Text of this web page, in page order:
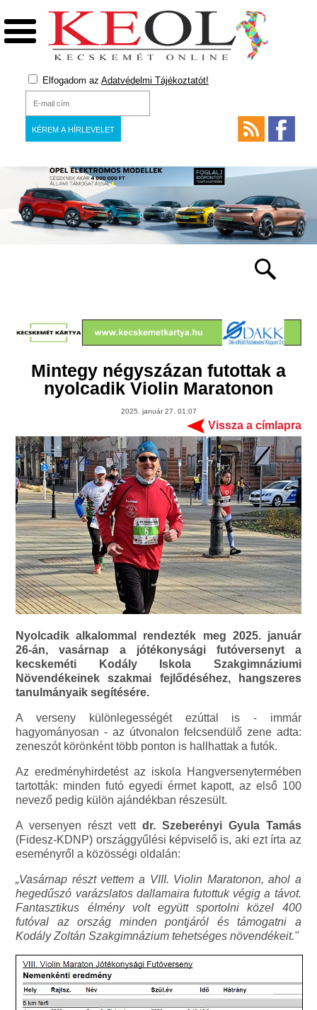
Elfogadom az Adatvédelmi Tájékoztatót!
Mintegy négyszázan futottak a
nyolcadik Violin Maratonon
2025. január 27. 01:07
Vissza a címlapra
Nyolcadik alkalommal rendezték meg 2025. január
26-án, vasárnap a jótékonysági futóversenyt a
kecskeméti Kodály Iskola Szakgimnáziumi
Növendékeinek szakmai fejlődéséhez, hangszeres
tanulmányaik segítésére.
A verseny különlegességét ezúttal is - immár
hagyományosan - az útvonalon felcsendülő zene adta:
zeneszót körönként több ponton is hallhattak a futók.
Az eredményhirdetést az iskola Hangversenytermében
tartották: minden futó egyedi érmet kapott, az első 100
nevező pedig külön ajándékban részesült.
A versenyen részt vett dr. Szeberényi Gyula Tamás
(Fidesz-KDNP) országgyűlési képviselő is, aki ezt írta az
eseményről a közösségi oldalán:
„Vasárnap részt vettem a VIII. Violin Maratonon, ahol a
hegedűszó varázslatos dallamaira futottuk végig a távot.
Fantasztikus élmény volt együtt sportolni közel 400
futóval az ország minden pontjáról és támogatni a
Kodály Zoltán Szakgimnázium tehetséges növendékeit."